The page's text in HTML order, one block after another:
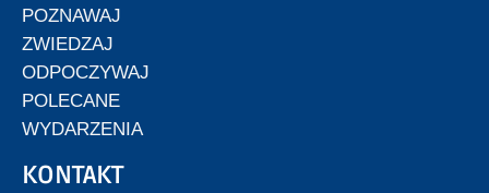
POZNAWAJ
ZWIEDZAJ
ODPOCZYWAJ
POLECANE
WYDARZENIA
KONTAKT